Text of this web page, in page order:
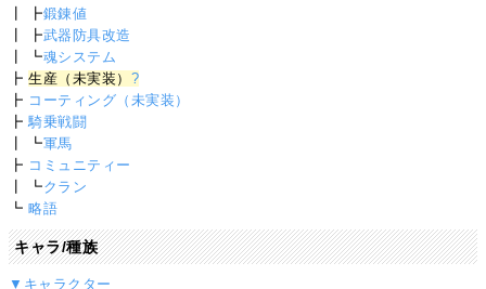
┃ ┣鍛錬値
┃ ┣武器防具改造
┃ ┗魂システム
┣生産（未実装） ?
┣ コーティング（未実装）
┣騎乗戦闘
┃ ┗軍馬
┣ コミュニティー
┃ ┗クラン
┗略語
キャラ/種族
▼キャラクター